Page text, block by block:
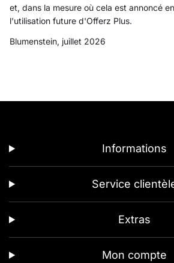
et, dans la mesure où cela est annoncé
l'utilisation future d'Offerz Plus.
Blumenstein, juillet 2026
Informations
Service
Extras
Mon compte